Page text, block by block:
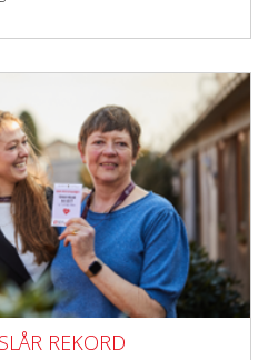
REKORD